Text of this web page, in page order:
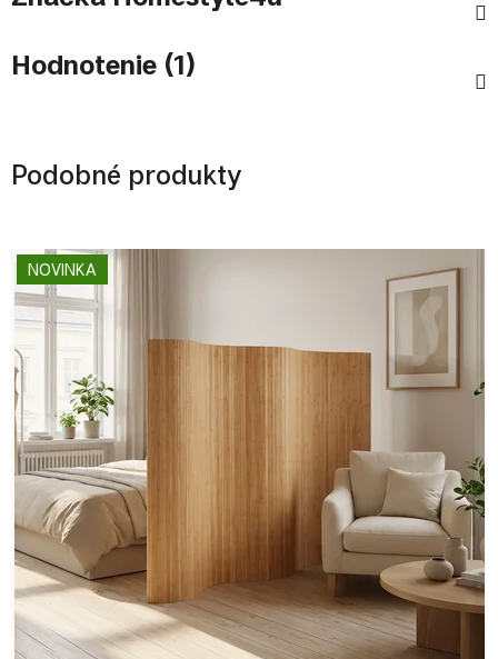
Hodnotenie (1)
Podobné produkty
NOVINKA